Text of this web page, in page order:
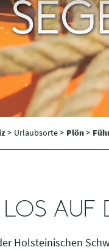
> Urlaubsorte > Plön>
LOS AUF
Holsteinischen